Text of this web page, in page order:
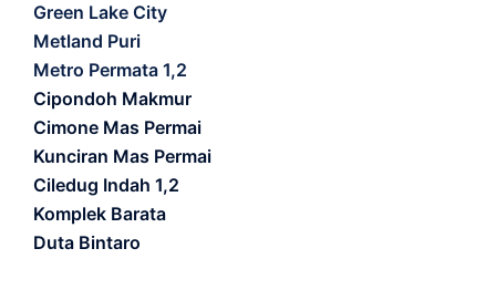
Green Lake City
Metland Puri
Metro Permata 1,2
Cipondoh Makmur
Cimone Mas Permai
Kunciran Mas Permai
Ciledug Indah 1,2
Komplek Barata
Duta Bintaro